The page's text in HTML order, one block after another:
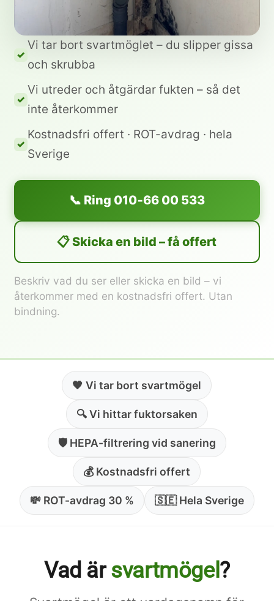
Vi tar bort svartmöglet – du slipper gissa
och skrubba
Vi utreder och åtgärdar fukten – så det
inte återkommer
Kostnadsfri offert · ROT-avdrag · hela
Sverige
📞 Ring 010‑66 00 533
📋 Skicka en bild – få offert
Beskriv vad du ser eller skicka en bild – vi
återkommer med en kostnadsfri offert. Utan
bindning.
🖤 Vi tar bort svartmögel
🔍 Vi hittar fuktorsaken
🛡️ HEPA-filtrering vid sanering
💰 Kostnadsfri offert
💸 ROT-avdrag 30 % 🇸🇪 Hela Sverige
Vad ärsvartmögel?